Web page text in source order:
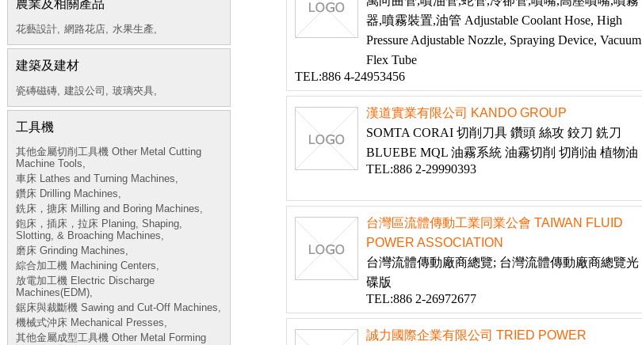
農業及相關產品
花藝設計, 網路花店, 水果生產,
建築及建材
瓷磚磁磚, 建設公司, 玻璃夾具,
工具機
其他金屬切削工具機 Other Metal Cutting
Machine Tools,
車床 Lathes and Turning Machines,
鑽床 Drilling Machines,
銑床，搪床 Milling and Boring Machines,
鉋床，插床，拉床 Planing, Shaping,
Slotting, & Broaching Machines,
磨床 Grinding Machines,
綜合加工機 Machining Centers,
放電加工機 Electric Discharge
Machines(EDM),
鋸床與裁斷機 Sawing and Cut-Off Machines,
機械式沖床 Mechanical Presses,
其他金屬成型工具機 Other Metal Forming
器,噴霧裝置,油管 Adjustable Coolant Hose, High
Pressure Adjustable Nozzle, Spraying Device, Vacuum
Flex Tube
TEL:886 4-24953456
漢道實業有限公司 KANDO GROUP
SOMTA CORAI 切削刀具 鑽頭 絲攻 鉸刀 銑刀
BLUEBE MQL 油霧系統 油霧切削 切削油 植物油
TEL:886 2-29990393
台灣區流體傳動工業同業公會 TAIWAN FLUID
POWER ASSOCIATION
台灣流體傳動廠商總覽; 台灣流體傳動廠商總覽光
碟版
TEL:886 2-26972677
誠力國際企業有限公司 TRIED POWER